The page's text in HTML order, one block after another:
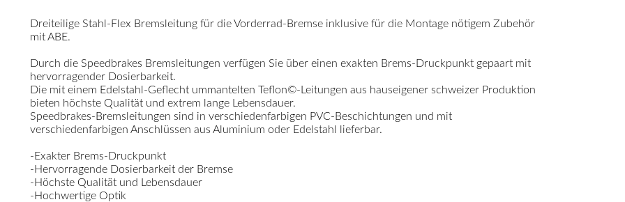
Dreiteilige Stahl-Flex Bremsleitung für die Vorderrad-Bremse inklusive für die Montage nötigem Zubehör
mit ABE.
Durch die Speedbrakes Bremsleitungen verfügen Sie über einen exakten Brems-Druckpunkt gepaart mit
hervorragender Dosierbarkeit.
Die mit einem Edelstahl-Geflecht ummantelten Teflon©-Leitungen aus hauseigener schweizer Produktion
bieten höchste Qualität und extrem lange Lebensdauer.
Speedbrakes-Bremsleitungen sind in verschiedenfarbigen PVC-Beschichtungen und mit
verschiedenfarbigen Anschlüssen aus Aluminium oder Edelstahl lieferbar.
-Exakter Brems-Druckpunkt
-Hervorragende Dosierbarkeit der Bremse
-Höchste Qualität und Lebensdauer
-Hochwertige Optik